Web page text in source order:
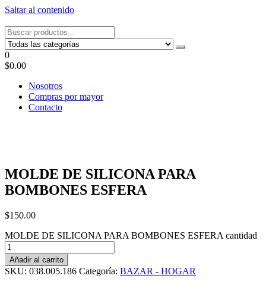
Saltar al contenido
Tel: 22087679 – Cel: 097 822122 – Joaquín Requena 2459
0
$0.00
Nosotros
Compras por mayor
Contacto
MOLDE DE SILICONA PARA
BOMBONES ESFERA
$150.00
MOLDE DE SILICONA PARA BOMBONES ESFERA cantidad
Añadir al carrito
SKU: 038.005.186 Categoría: BAZAR - HOGAR